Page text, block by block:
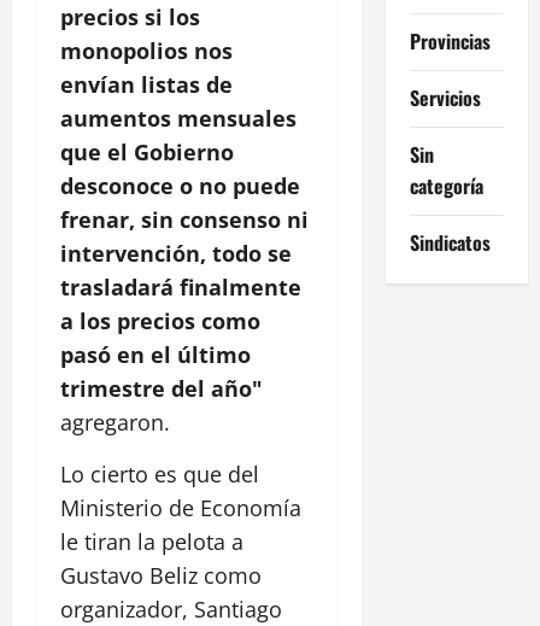
precios si los
monopolios nos
envían listas de
aumentos mensuales
que el Gobierno
desconoce o no puede
frenar, sin consenso ni
intervención, todo se
trasladará finalmente
a los precios como
pasó en el último
trimestre del año"
agregaron.
Lo cierto es que del
Ministerio de Economía
le tiran la pelota a
Gustavo Beliz como
organizador, Santiago
Provincias
Servicios
Sin
categoría
Sindicatos